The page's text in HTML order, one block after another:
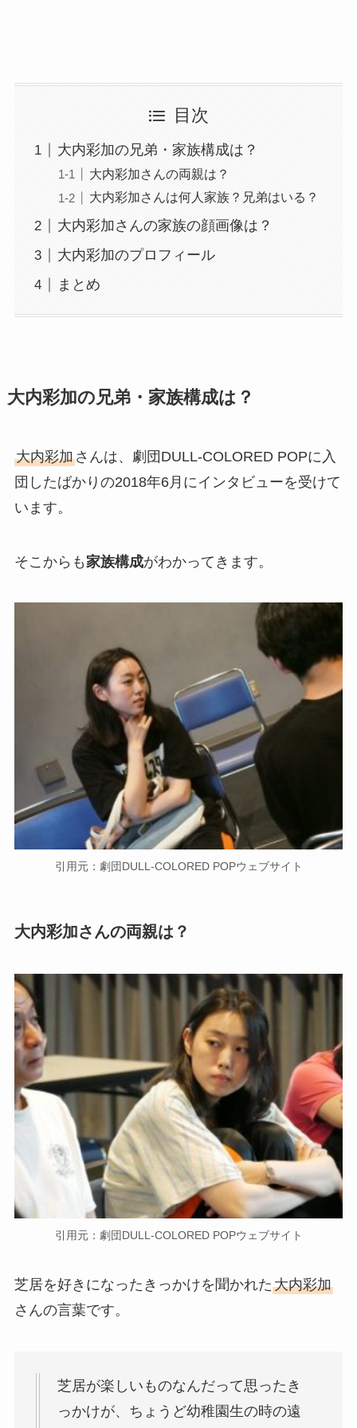
目次
大内彩加の兄弟・家族構成は？
大内彩加さんの両親は？
大内彩加さんは何人家族？兄弟はいる？
大内彩加さんの家族の顔画像は？
大内彩加のプロフィール
まとめ
大内彩加の兄弟・家族構成は？
大内彩加さんは、劇団DULL-COLORED POPに入
団したばかりの2018年6月にインタビューを受けて
います。
そこからも家族構成がわかってきます。
引用元：劇団DULL-COLORED POPウェブサイト
大内彩加さんの両親は？
引用元：劇団DULL-COLORED POPウェブサイト
芝居を好きになったきっかけを聞かれた大内彩加
さんの言葉です。
芝居が楽しいものなんだって思ったき
っかけが、ちょうど幼稚園生の時の遠